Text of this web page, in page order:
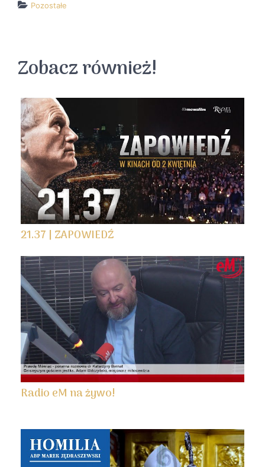
Pozostałe
Zobacz również!
21.37 | ZAPOWIEDŹ
Radio eM na żywo!